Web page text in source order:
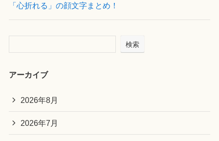
「心折れる」の顔文字まとめ！
検索
アーカイブ
2026年8月
2026年7月